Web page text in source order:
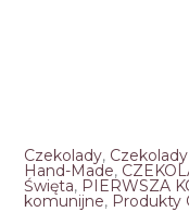
Czekolady, Czekolady
Hand-Made,
Święta, PIERWSZA
komunijne, Produkty